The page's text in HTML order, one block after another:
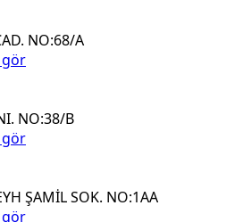
NO:68/A
NO:38/B
ŞAMİL SOK. NO:1AA